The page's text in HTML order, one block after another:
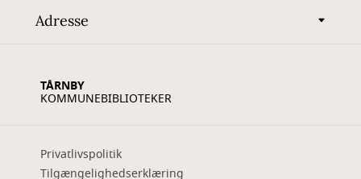
Adresse
TÅRNBY
KOMMUNEBIBLIOTEKER
Privatlivspolitik
Tilgængelighedserklæring